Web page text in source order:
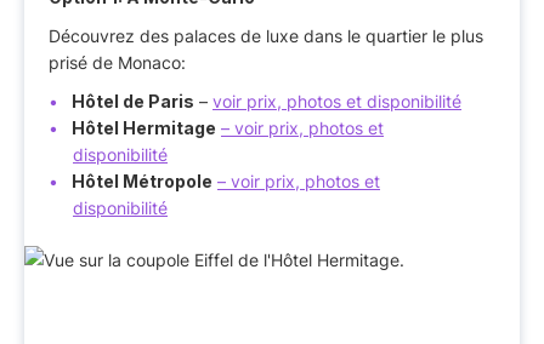
Découvrez des palaces de luxe dans le quartier le plus
prisé de Monaco:
Hôtel de Paris – voir prix, photos et disponibilité
Hôtel Hermitage – voir prix, photos et
disponibilité
Hôtel Métropole – voir prix, photos et
disponibilité